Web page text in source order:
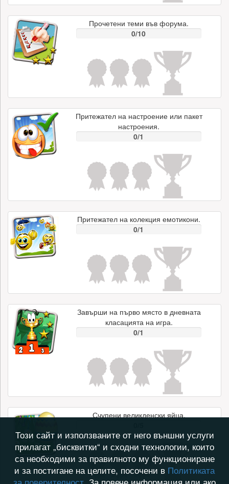
Прочетени теми във форума.
0/10
Притежател на настроение или пакет
настроения.
0/1
Притежател на колекция емотикони.
0/1
Завърши на първо място в дневната
класацията на игра.
0/1
Счупени великденски яйца.
Този сайт и използваните от него външни услуги
прилагат „бисквитки“ и сходни технологии, които
са необходими за правилното му функциониране
и за постигане на целите, посочени в Политиката